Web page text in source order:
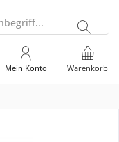
Warenkorb
Mein Konto